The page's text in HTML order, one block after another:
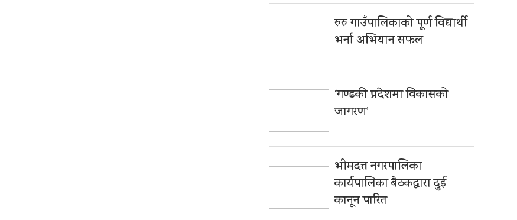
रुरु गाउँपालिकाको पूर्ण विद्यार्थी
भर्ना अभियान सफल
‘गण्डकी प्रदेशमा विकासको
जागरण’
भीमदत्त नगरपालिका
कार्यपालिका बैठकद्वारा दुई
कानून पारित